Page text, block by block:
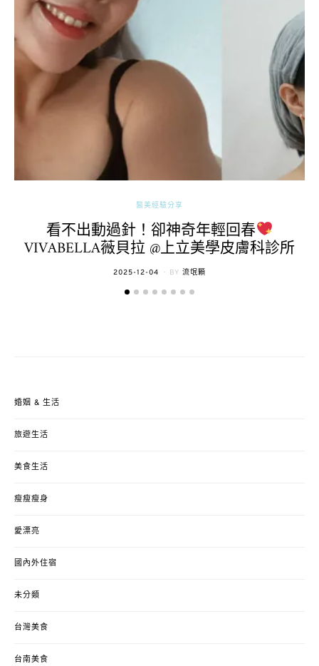
醫美經驗分享
看不出動過針！卻神奇年輕回春
VIVABELLA薇貝拉 @上立美學皮膚科診所
POSTED
2025-12-04 BY 流氓顆
婚姻 & 生活
旅遊生活
美食生活
瘦瘦瘦身
愛漂亮
國內外住宿
未分類
台灣美食
台南美食